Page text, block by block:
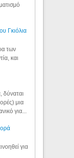
Γκιόλια
των
και
δύναται
μια
για...
για